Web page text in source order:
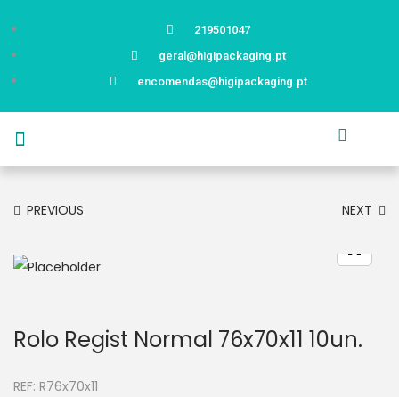
219501047
geral@higipackaging.pt
encomendas@higipackaging.pt
PREVIOUS NEXT
Rolo Regist Normal 76x70x11 10un.
REF: R76x70x11